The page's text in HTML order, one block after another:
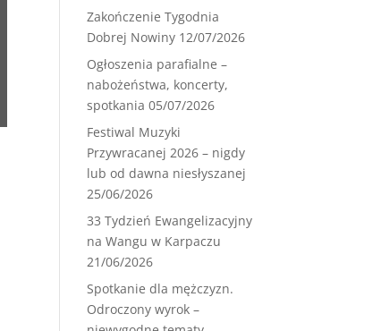
Zakończenie Tygodnia
Dobrej Nowiny 12/07/2026
Ogłoszenia parafialne –
nabożeństwa, koncerty,
spotkania 05/07/2026
Festiwal Muzyki
Przywracanej 2026 – nigdy
lub od dawna niesłyszanej
25/06/2026
33 Tydzień Ewangelizacyjny
na Wangu w Karpaczu
21/06/2026
Spotkanie dla mężczyzn.
Odroczony wyrok –